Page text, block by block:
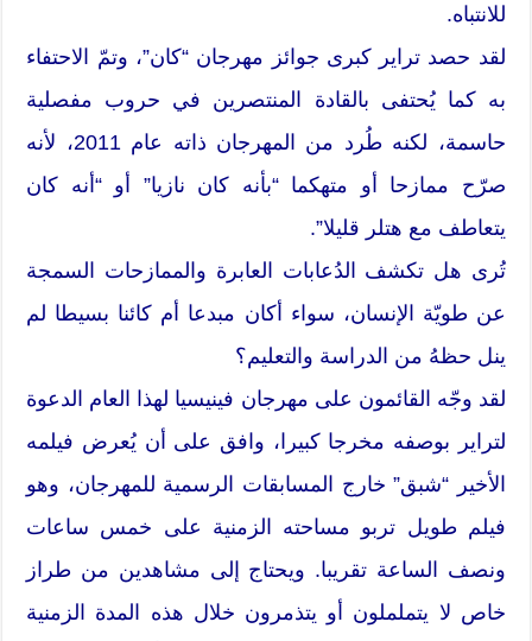
للانتباه.
لقد حصد تراير كبرى جوائز مهرجان “كان”، وتمّ الاحتفاء
به كما يُحتفى بالقادة المنتصرين في حروب مفصلية
حاسمة، لكنه طُرد من المهرجان ذاته عام 2011، لأنه
صرّح ممازحا أو متهكما “بأنه كان نازيا” أو “أنه كان
يتعاطف مع هتلر قليلا”.
تُرى هل تكشف الدُعابات العابرة والممازحات السمجة
عن طويّة الإنسان، سواء أكان مبدعا أم كائنا بسيطا لم
ينل حظهُ من الدراسة والتعليم؟
لقد وجّه القائمون على مهرجان فينيسيا لهذا العام الدعوة
لتراير بوصفه مخرجا كبيرا، وافق على أن يُعرض فيلمه
الأخير “شبق” خارج المسابقات الرسمية للمهرجان، وهو
فيلم طويل تربو مساحته الزمنية على خمس ساعات
ونصف الساعة تقريبا. ويحتاج إلى مشاهدين من طراز
خاص لا يتململون أو يتذمرون خلال هذه المدة الزمنية